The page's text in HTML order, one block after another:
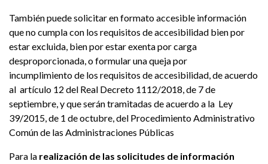
También puede solicitar en formato accesible información
que no cumpla con los requisitos de accesibilidad bien por
estar excluida, bien por estar exenta por carga
desproporcionada, o formular una queja por
incumplimiento de los requisitos de accesibilidad, de acuerdo
al artículo 12 del Real Decreto 1112/2018, de 7 de
septiembre, y que serán tramitadas de acuerdo a la Ley
39/2015, de 1 de octubre, del Procedimiento Administrativo
Común de las Administraciones Públicas
Para la realización de las solicitudes de información